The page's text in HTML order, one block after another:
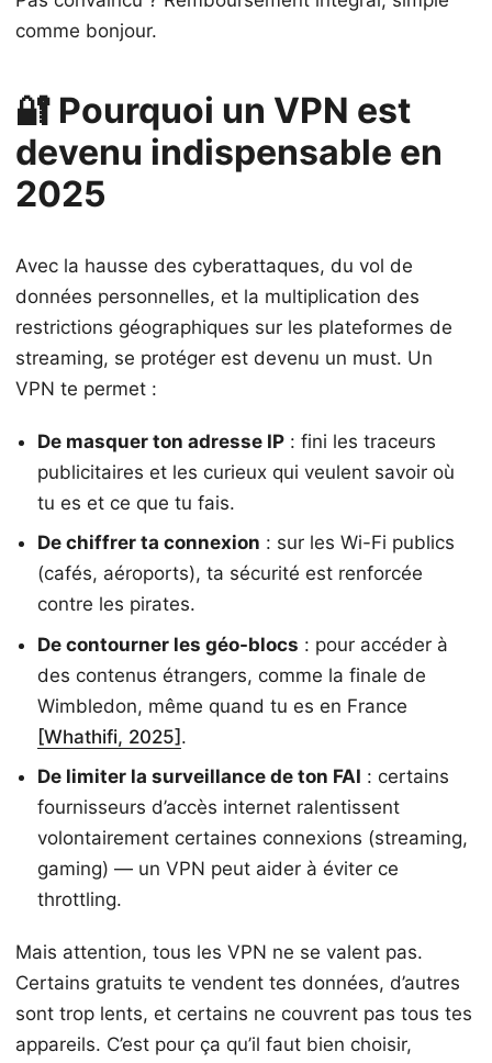
comme bonjour.
🔐 Pourquoi un VPN est
devenu indispensable en
2025
Avec la hausse des cyberattaques, du vol de
données personnelles, et la multiplication des
restrictions géographiques sur les plateformes de
streaming, se protéger est devenu un must. Un
VPN te permet :
De masquer ton adresse IP : fini les traceurs
publicitaires et les curieux qui veulent savoir où
tu es et ce que tu fais.
De chiffrer ta connexion : sur les Wi-Fi publics
(cafés, aéroports), ta sécurité est renforcée
contre les pirates.
De contourner les géo-blocs : pour accéder à
des contenus étrangers, comme la finale de
Wimbledon, même quand tu es en France
[Whathifi, 2025].
De limiter la surveillance de ton FAI : certains
fournisseurs d’accès internet ralentissent
volontairement certaines connexions (streaming,
gaming) — un VPN peut aider à éviter ce
throttling.
Mais attention, tous les VPN ne se valent pas.
Certains gratuits te vendent tes données, d’autres
sont trop lents, et certains ne couvrent pas tous tes
appareils. C’est pour ça qu’il faut bien choisir,